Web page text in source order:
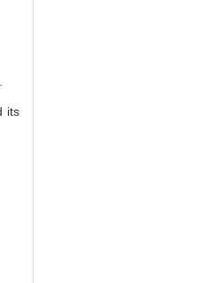
its